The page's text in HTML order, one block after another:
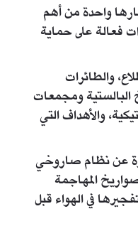
– 400"، باعتبارها واحدة من أهم
فعالة على حماية
والطائرات
البالستية ومجمعات
والأهداف التي
عن نظام صاروخي
المهاجمة
في الهواء قبل